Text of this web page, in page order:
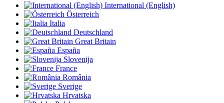
International (English)
Österreich
Italia
Deutschland
Great Britain
España
Slovenija
France
România
Sverige
Hrvatska